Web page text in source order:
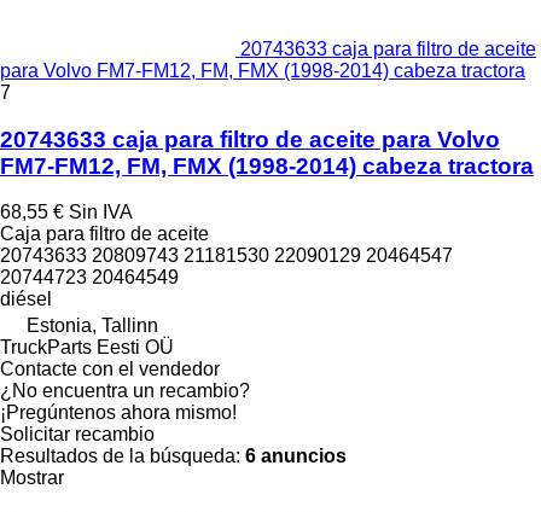
20743633 caja para filtro de aceite
para Volvo FM7-FM12, FM, FMX (1998-2014) cabeza tractora
7
20743633 caja para filtro de aceite para Volvo
FM7-FM12, FM, FMX (1998-2014) cabeza tractora
68,55 € Sin IVA
Caja para filtro de aceite
20743633 20809743 21181530 22090129 20464547
20744723 20464549
diésel
Estonia, Tallinn
TruckParts Eesti OÜ
Contacte con el vendedor
¿No encuentra un recambio?
¡Pregúntenos ahora mismo!
Solicitar recambio
Resultados de la búsqueda: 6 anuncios
Mostrar